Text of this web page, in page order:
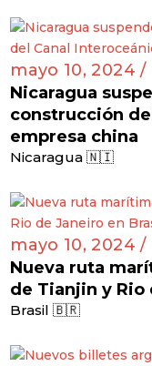
mayo 10, 2024 /
Nicaragua
construcción
empresa china
Nicaragua 🇳🇮
mayo 10, 2024 /
Nueva ruta
de Tianjin y Rio
Brasil 🇧🇷